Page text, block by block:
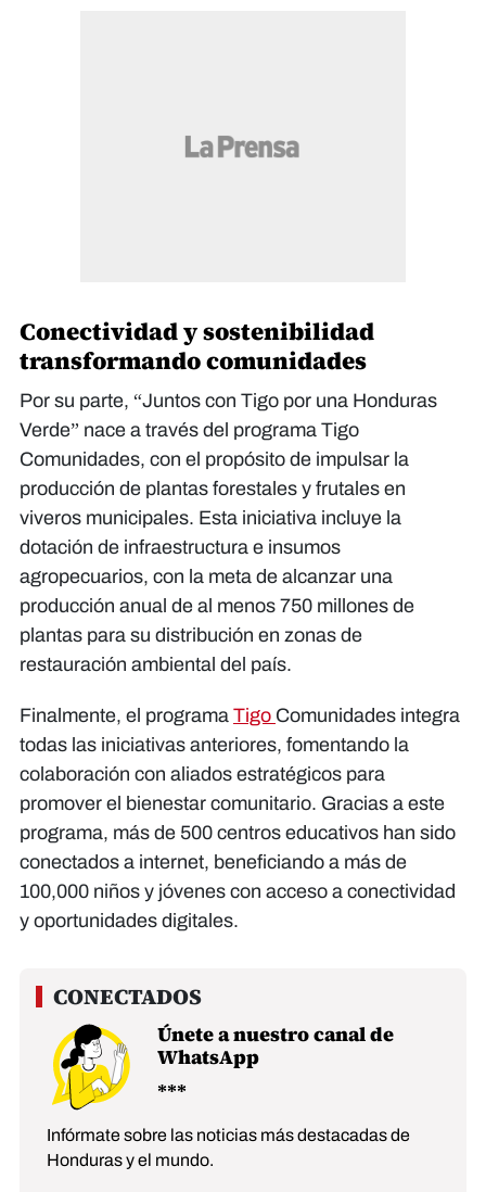
Conectividad y sostenibilidad
transformando comunidades
Por su parte, “Juntos con Tigo por una Honduras
Verde” nace a través del programa Tigo
Comunidades, con el propósito de impulsar la
producción de plantas forestales y frutales en
viveros municipales. Esta iniciativa incluye la
dotación de infraestructura e insumos
agropecuarios, con la meta de alcanzar una
producción anual de al menos 750 millones de
plantas para su distribución en zonas de
restauración ambiental del país.
Finalmente, el programa Tigo Comunidades integra
todas las iniciativas anteriores, fomentando la
colaboración con aliados estratégicos para
promover el bienestar comunitario. Gracias a este
programa, más de 500 centros educativos han sido
conectados a internet, beneficiando a más de
100,000 niños y jóvenes con acceso a conectividad
y oportunidades digitales.
Únete a nuestro canal de
WhatsApp
Infórmate sobre las noticias más destacadas de
Honduras y el mundo.